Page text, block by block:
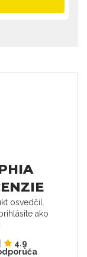
osvedčil.
ako
4.9